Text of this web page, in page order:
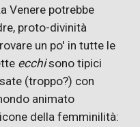
Venere potrebbe
proto-divinità
un po' in tutte le
ecchisono tipici
(troppo?) con
animato
della femminilità: